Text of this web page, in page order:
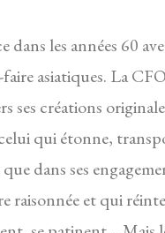
dans les années 60
asiatiques. La
ses créations
qui étonne,
dans ses
raisonnée et qui